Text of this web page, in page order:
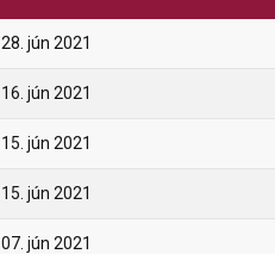
28. jún 2021
16. jún 2021
15. jún 2021
15. jún 2021
07. jún 2021